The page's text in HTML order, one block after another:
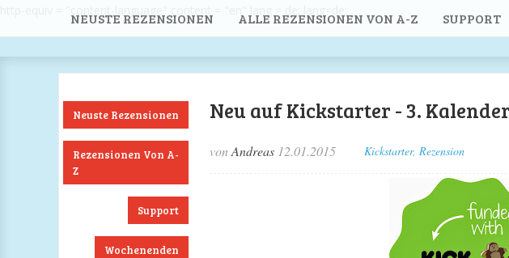
NEUSTE REZENSIONEN ALLE REZENSIONEN VON A-Z SUPPORT
Neuste Rezensionen
Rezensionen Von A-
Z
Support
Wochenenden
Neu auf Kickstarter - 3.
vonAndreas 12.01.2015 Kickstarter, Rezension